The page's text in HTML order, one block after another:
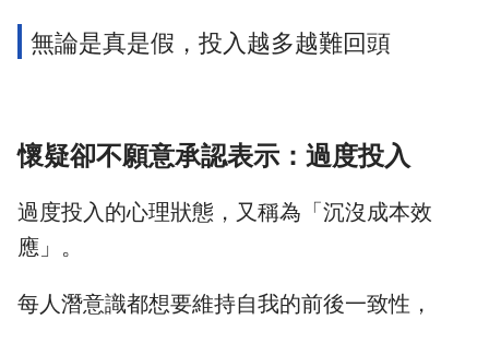
無論是真是假，投入越多越難回頭
懷疑卻不願意承認表示：過度投入
過度投入的心理狀態，又稱為「沉沒成本效
應」。
每人潛意識都想要維持自我的前後一致性，